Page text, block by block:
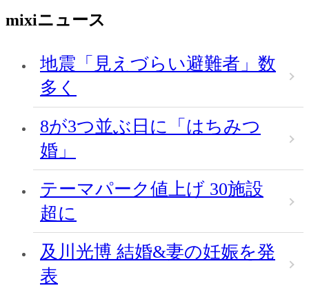
mixiニュース
地震「見えづらい避難者」数
多く
8が3つ並ぶ日に「はちみつ
婚」
テーマパーク値上げ 30施設
超に
及川光博 結婚&妻の妊娠を発
表